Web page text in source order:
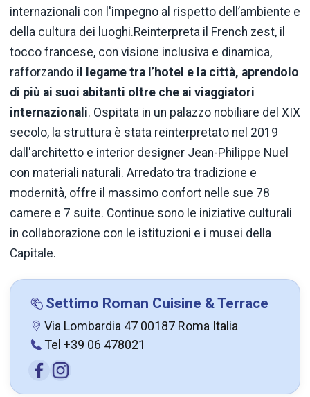
internazionali con l'impegno al rispetto dell’ambiente e
della cultura dei luoghi.Reinterpreta il French zest, il
tocco francese, con visione inclusiva e dinamica,
rafforzando il legame tra l’hotel e la città, aprendolo
di più ai suoi abitanti oltre che ai viaggiatori
internazionali. Ospitata in un palazzo nobiliare del XIX
secolo, la struttura è stata reinterpretato nel 2019
dall'architetto e interior designer Jean-Philippe Nuel
con materiali naturali. Arredato tra tradizione e
modernità, offre il massimo confort nelle sue 78
camere e 7 suite. Continue sono le iniziative culturali
in collaborazione con le istituzioni e i musei della
Capitale.
Settimo Roman Cuisine & Terrace
Via Lombardia 47 00187 Roma Italia
Tel +39 06 478021